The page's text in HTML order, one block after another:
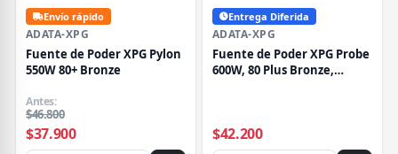
Envío rápido
ADATA-XPG
Fuente de Poder XPG Pylon
550W 80+ Bronze
Antes:
$46.800
$37.900
Entrega Diferida
ADATA-XPG
Fuente de Poder XPG Probe
600W, 80 Plus Bronze,
$42.200